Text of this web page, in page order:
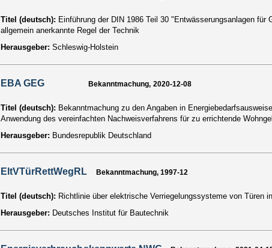
Titel (deutsch): Einführung der DIN 1986 Teil 30 "Entwässerungsanlagen
allgemein anerkannte Regel der Technik
Herausgeber: Schleswig-Holstein
EBA GEG Bekanntmachung, 2020-12-08
Titel (deutsch): Bekanntmachung zu den Angaben in
Anwendung des vereinfachten Nachweisverfahrens für zu errichtende
Herausgeber: Bundesrepublik Deutschland
EltVTürRettWegRL Bekanntmachung, 1997-12
Titel (deutsch): Richtlinie über elektrische Verriegelungssysteme von Türen
Herausgeber: Deutsches Institut für Bautechnik